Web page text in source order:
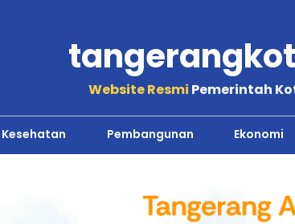
Website Resmi Pemerintah
Kesehatan Pembangunan Ekonomi